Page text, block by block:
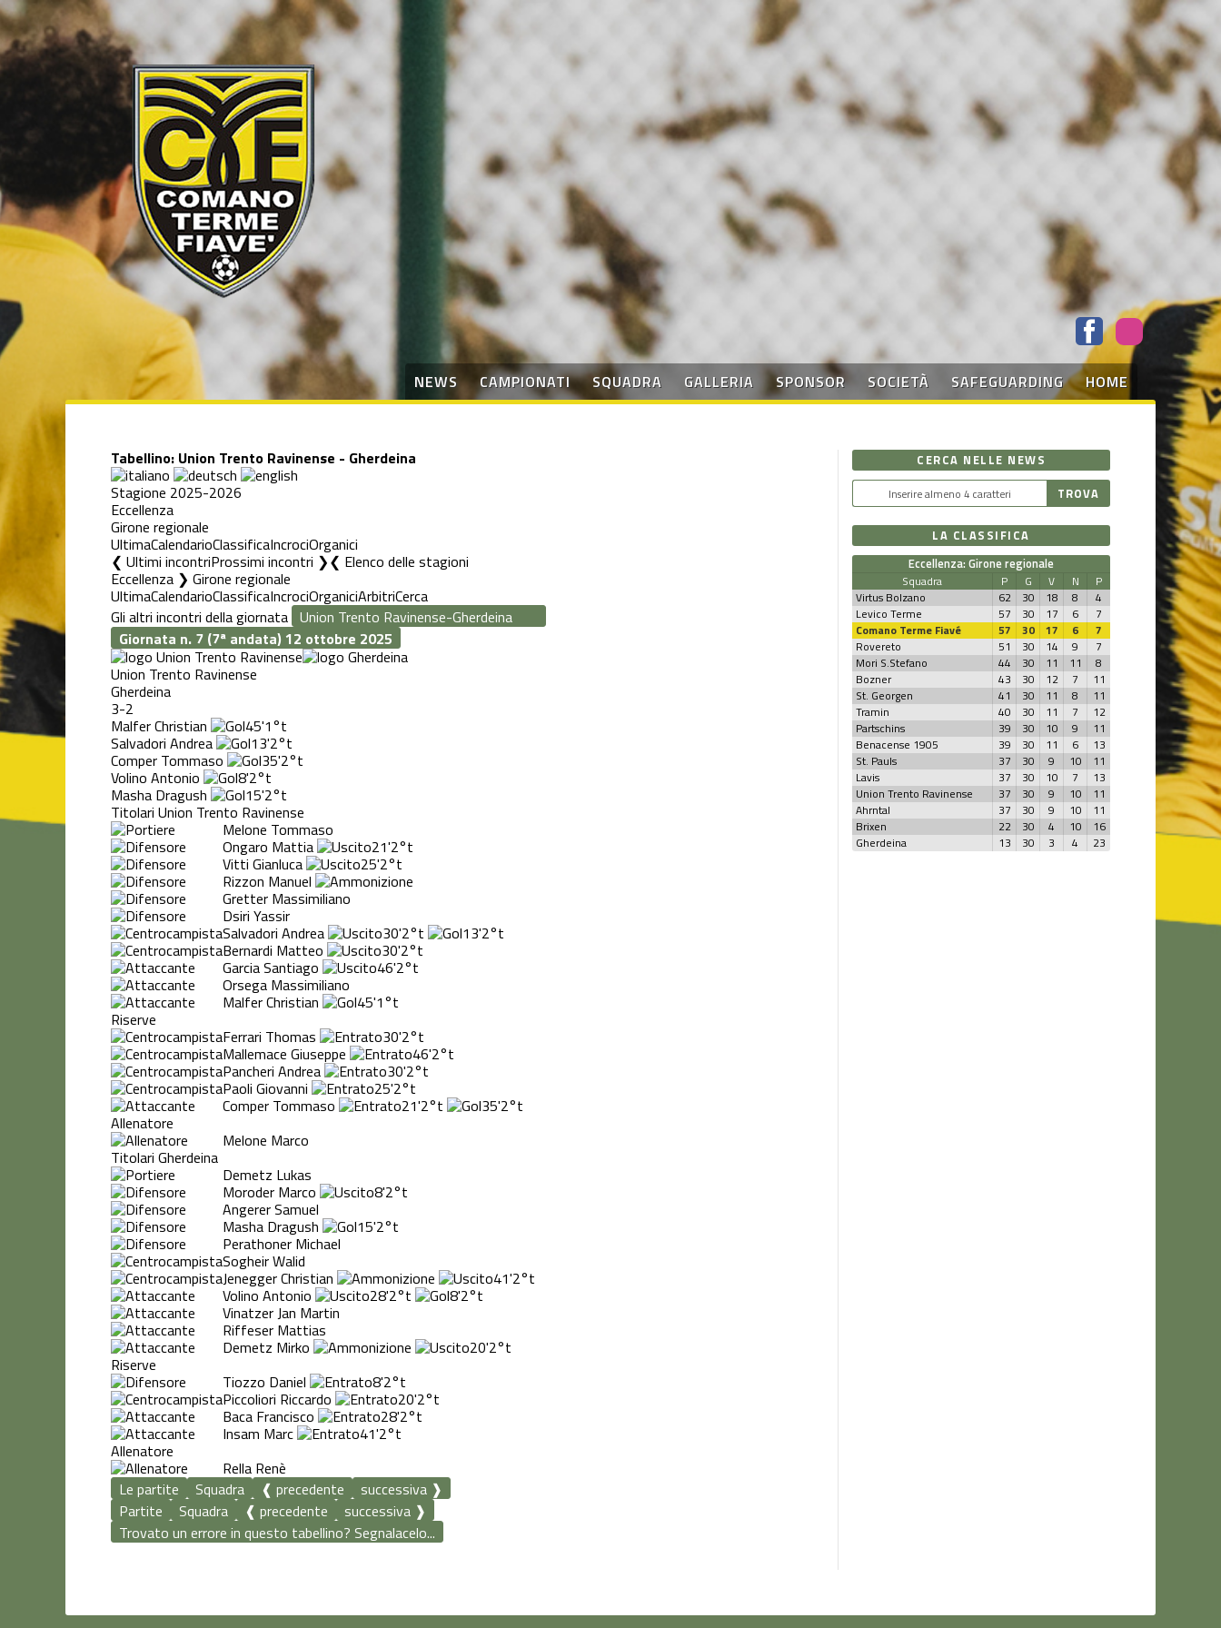
NEWS CAMPIONATI SQUADRA GALLERIA SPONSOR SOCIETÀ SAFEGUARDING HOME
Tabellino: Union Trento Ravinense - Gherdeina
Stagione 2025-2026
Eccellenza
Girone regionale
UltimaCalendarioClassificaIncrociOrganici
❮ Ultimi incontriProssimi incontri ❯ Elenco delle stagioni
Eccellenza ❯ Girone regionale
UltimaCalendarioClassificaIncrociOrganiciArbitriCerca
Gli altri incontri della giornata
Giornata n. 7 (7ª andata) 12 ottobre 2025
Union Trento Ravinense
Gherdeina
3-2
Malfer Christian 45'1°t
Salvadori Andrea 13'2°t
Comper Tommaso 35'2°t
Volino Antonio 8'2°t
Masha Dragush 15'2°t
Titolari Union Trento Ravinense
Melone Tommaso
Ongaro Mattia 21'2°t
Vitti Gianluca 25'2°t
Rizzon Manuel
Gretter Massimiliano
Dsiri Yassir
Salvadori Andrea 30'2°t 13'2°t
Bernardi Matteo 30'2°t
Garcia Santiago 46'2°t
Orsega Massimiliano
Malfer Christian 45'1°t
Riserve
Ferrari Thomas 30'2°t
Mallemace Giuseppe 46'2°t
Pancheri Andrea 30'2°t
Paoli Giovanni 25'2°t
Comper Tommaso 21'2°t 35'2°t
Allenatore
Melone Marco
Titolari Gherdeina
Demetz Lukas
Moroder Marco 8'2°t
Angerer Samuel
Masha Dragush 15'2°t
Perathoner Michael
Sogheir Walid
Jenegger Christian 41'2°t
Volino Antonio 28'2°t 8'2°t
Vinatzer Jan Martin
Riffeser Mattias
Demetz Mirko 20'2°t
Riserve
Tiozzo Daniel 8'2°t
Piccoliori Riccardo 20'2°t
Baca Francisco 28'2°t
Insam Marc 41'2°t
Allenatore
Rella Renè
Le partite
Squadra ❰ precedente
successiva ❱
Partite
Squadra ❰ precedente
successiva ❱
Trovato un errore in questo tabellino? Segnalacelo...
CERCA NELLE NEWS
LA CLASSIFICA
Eccellenza: Girone regionale
Squadra P G V N
P
Virtus Bolzano
62 30 18 8
4
Levico Terme
57 30 17 6
7
Comano Terme Fiavé
57 30 17 6
7
Rovereto
51 30 14 9
7
Mori S.Stefano
44 30 11 11
8
Bozner
43 30 12 7
11
St. Georgen
41 30 11 8
11
Tramin
40 30 11 7
12
Partschins
39 30 10 9
11
Benacense 1905
39 30 11 6
13
St. Pauls
37 30 9 10
11
Lavis
37 30 10 7
13
Union Trento Ravinense
37 30 9 10
11
Ahrntal
37 30 9 10
11
Brixen
22 30 4 10
16
Gherdeina
13 30 3 4 23